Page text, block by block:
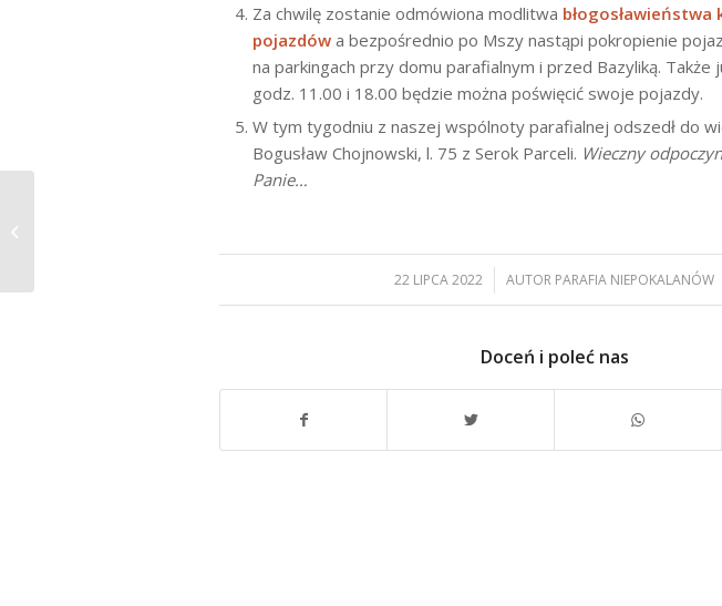
Za chwilę zostanie odmówiona modlitwa błogosławieństwa
pojazdów a bezpośrednio po Mszy nastąpi pokropienie
na parkingach przy domu parafialnym i przed Bazyliką. Także
godz. 11.00 i 18.00 będzie można poświęcić swoje pojazdy.
W tym tygodniu z naszej wspólnoty parafialnej odszedł do
Bogusław Chojnowski, l. 75 z Serok Parceli. Wieczny
Panie…
22 LIPCA 2022
/ AUTOR PARAFIA NIEPOKALANÓW
Doceń i poleć nas